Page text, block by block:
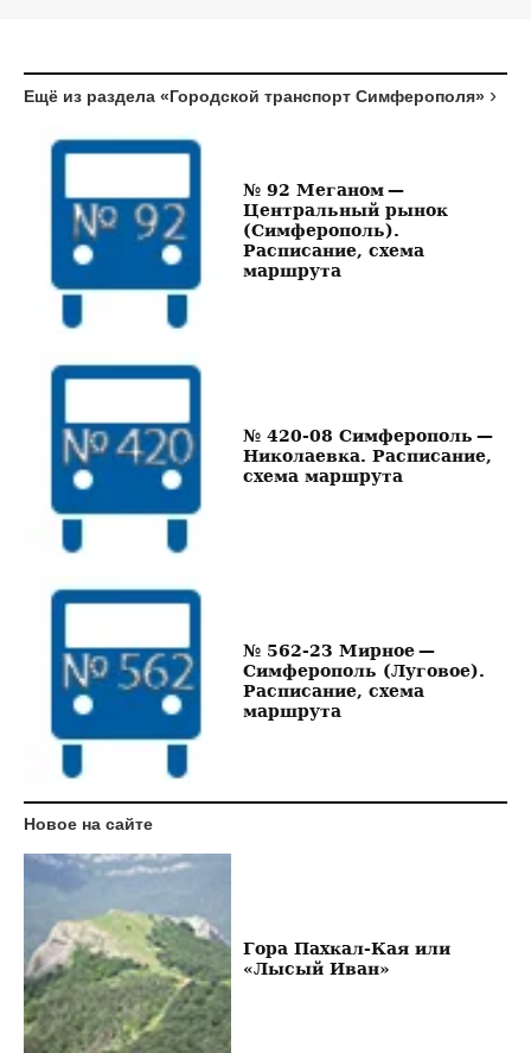
Ещё из раздела «Городской транспорт Симферополя»
№ 92 Меганом —
Центральный рынок
(Симферополь).
Расписание, схема
маршрута
№ 420-08 Симферополь —
Николаевка. Расписание,
схема маршрута
№ 562-23 Мирное —
Симферополь (Луговое).
Расписание, схема
маршрута
Новое на сайте
Гора Пахкал-Кая или
«Лысый Иван»